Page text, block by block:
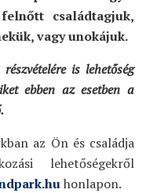
családtagjuk,
vagy unokájuk.
is lehetőség
ebben az esetben a
az Ön és családja
lehetőségekről
honlapon.